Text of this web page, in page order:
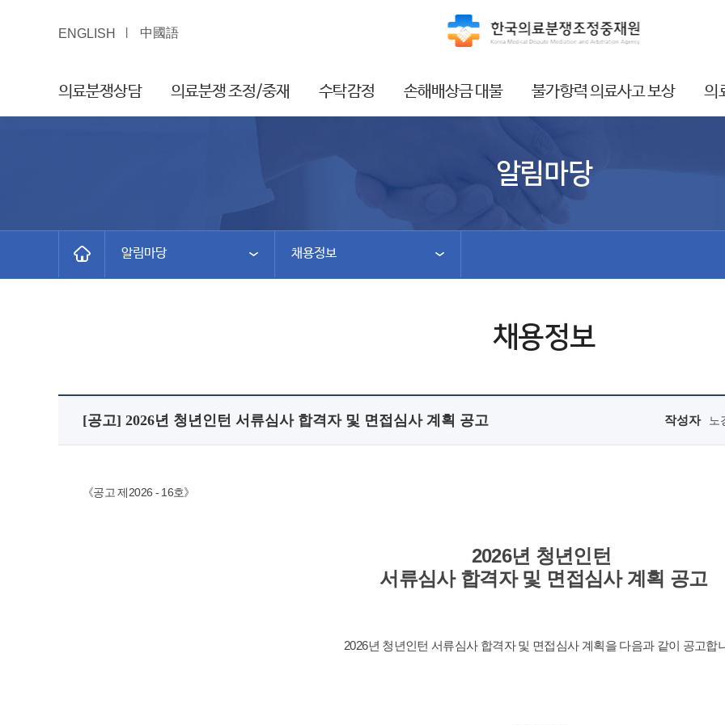
ENGLISH 中國語
의료분쟁상담 의료분쟁 조정/중재 수탁감정 손해배상금 대불 불가항력 의료사고 보상 의
알림마당
알림마당 채용정보
채용정보
[공고] 2026년 청년인턴 서류심사 합격자 및 면접심사 계획 공고 작성자 노
《공고 제2026 - 16호》
2026년 청년인턴
서류심사 합격자 및 면접심사 계획 공고
2026년 청년인턴서류심사 합격자 및 면접심사 계획을 다음과 같이 공고합